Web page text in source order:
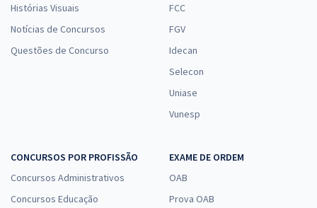
Histórias Visuais
Notícias de Concursos
Questões de Concurso
FCC
FGV
Idecan
Selecon
Uniase
Vunesp
CONCURSOS POR PROFISSÃO
Concursos Administrativos
Concursos Educação
EXAME DE ORDEM
OAB
Prova OAB